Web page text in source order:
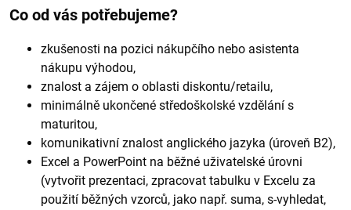
Co od vás potřebujeme?
zkušenosti na pozici nákupčího nebo asistenta
nákupu výhodou,
znalost a zájem o oblasti diskontu/retailu,
minimálně ukončené středoškolské vzdělání s
maturitou,
komunikativní znalost anglického jazyka (úroveň B2),
Excel a PowerPoint na běžné uživatelské úrovni
(vytvořit prezentaci, zpracovat tabulku v Excelu za
použití běžných vzorců, jako např. suma, s-vyhledat,